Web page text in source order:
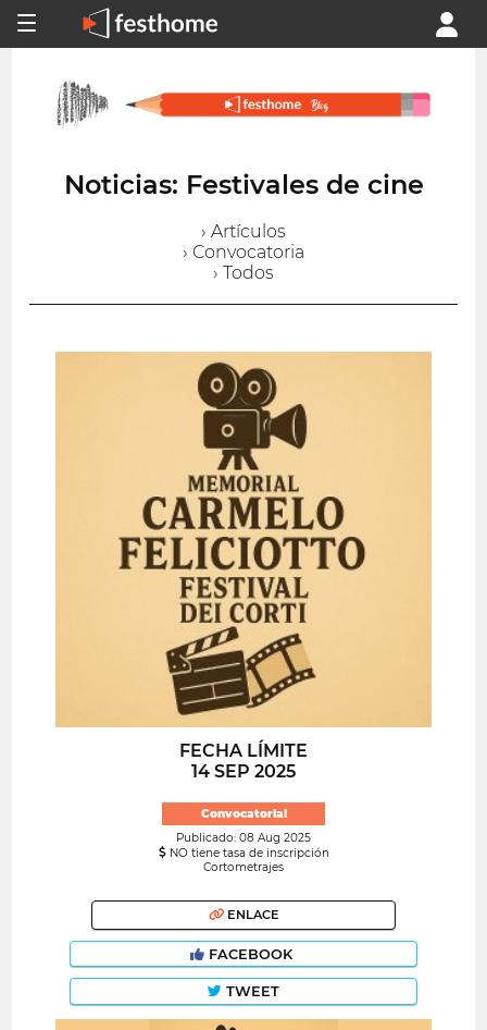
Noticias: Festivales de cine
› Artículos
› Convocatoria
› Todos
FECHA LÍMITE
14 SEP 2025
Convocatoria!
Publicado: 08 Aug 2025
NO tiene tasa de inscripción
Cortometrajes
ENLACE
FACEBOOK
TWEET